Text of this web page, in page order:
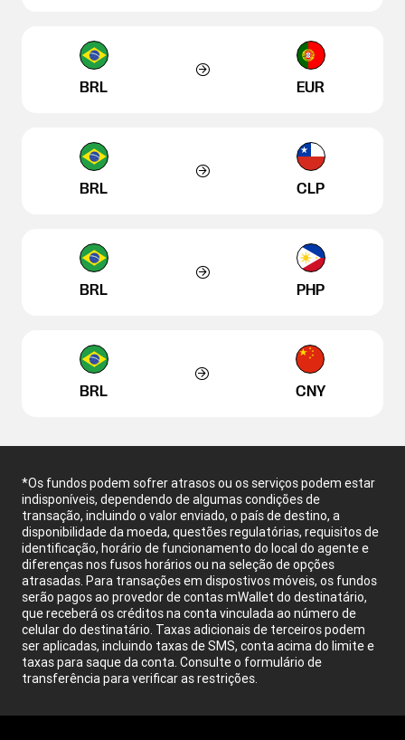
BRL EUR
BRL CLP
BRL PHP
BRL CNY
*Os fundos podem sofrer atrasos ou os serviços podem estar
indisponíveis, dependendo de algumas condições de
transação, incluindo o valor enviado, o país de destino, a
disponibilidade da moeda, questões regulatórias, requisitos de
identificação, horário de funcionamento do local do agente e
diferenças nos fusos horários ou na seleção de opções
atrasadas. Para transações em dispostivos móveis, os fundos
serão pagos ao provedor de contas mWallet do destinatário,
que receberá os créditos na conta vinculada ao número de
celular do destinatário. Taxas adicionais de terceiros podem
ser aplicadas, incluindo taxas de SMS, conta acima do limite e
taxas para saque da conta. Consulte o formulário de
transferência para verificar as restrições.